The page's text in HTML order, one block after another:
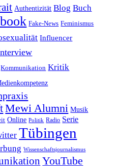
Authentizität Blog Buch
Fake-News Feminismus
Influencer
Kommunikation Kritik
Mewi Alumni Musik
Online Politik Radio Serie
Tübingen
Wissenschaftsjournalismus
YouTube